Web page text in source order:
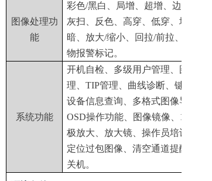
图像处理功
能
彩色/黑白、局增、超增、边缘增强
灰扫、反色、高穿、低穿、增亮、减
暗、放大/缩小、回拉/前拉、可疑有
物报警标记。
系统功能
开机自检、多级用户管理、图像管
理、TIP管理、曲线诊断、键盘诊断
设备信息查询、多格式图像导出、
OSD操作功能、图像镜像、1-64倍无
极放大、放大镜、操作员培训、精确
定位过包图像、清空通道提醒、一键
关机。